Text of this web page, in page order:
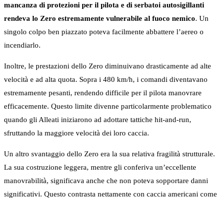
mancanza di protezioni per il pilota e di serbatoi autosigillanti
rendeva lo Zero estremamente vulnerabile al fuoco nemico. Un
singolo colpo ben piazzato poteva facilmente abbattere l’aereo o
incendiarlo.
Inoltre, le prestazioni dello Zero diminuivano drasticamente ad alte
velocità e ad alta quota. Sopra i 480 km/h, i comandi diventavano
estremamente pesanti, rendendo difficile per il pilota manovrare
efficacemente. Questo limite divenne particolarmente problematico
quando gli Alleati iniziarono ad adottare tattiche hit-and-run,
sfruttando la maggiore velocità dei loro caccia.
Un altro svantaggio dello Zero era la sua relativa fragilità strutturale.
La sua costruzione leggera, mentre gli conferiva un’eccellente
manovrabilità, significava anche che non poteva sopportare danni
significativi. Questo contrasta nettamente con caccia americani come